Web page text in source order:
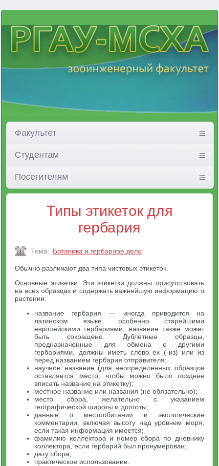
Факультет
Студентам
Посетителям
Типы этикеток для
гербария
Тема: Ботаника и гербарное дело
Обычно различают два типа чистовых этикеток.
Основные этикетки . Эти этикетки должны присутствовать
на всех образцах и содержать важнейшую информацию о
растении:
название гербария — иногда приводится на
латинском языке, особенно старейшими
европейскими гербариями; название также может
быть сокращено. Дублетные образцы,
предназначенные для обмена с другими
гербариями, должны иметь слово ex (-из) или из
перед названием гербария отправителя;
научное название (для неопределенных образцов
оставляется место, чтобы можно было позднее
вписать название на этикетку);
местное название или названия (не обязательно);
место сбора, желательно с указанием
географической широты и долготы;
данные о местообитании и экологические
комментарии, включая высоту над уровнем моря,
если такая информация имеется;
фамилию коллектора и номер сбора по дневнику
коллектора, если гербарий был пронумерован;
дату сбора;
практическое использование.